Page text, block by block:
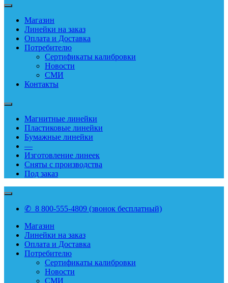
Магазин
Линейки на заказ
Оплата и Доставка
Потребителю
Сертификаты калибровки
Новости
СМИ
Контакты
Магнитные линейки
Пластиковые линейки
Бумажные линейки
—
Изготовление линеек
Сняты с производства
Под заказ
✆ 8 800-555-4809 (звонок бесплатный)
Магазин
Линейки на заказ
Оплата и Доставка
Потребителю
Сертификаты калибровки
Новости
СМИ